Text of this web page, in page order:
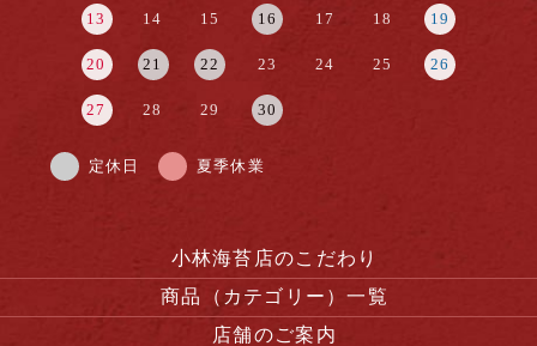
13 14 15 16 17 18 19
20 21 22 23 24 25 26
27 28 29 30
定休日 夏季休業
小林海苔店のこだわり
商品（カテゴリー）一覧
店舗のご案内